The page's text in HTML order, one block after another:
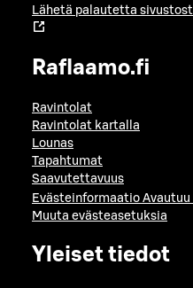
Lähetä palautetta
Raflaamo.fi
Ravintolat
Ravintolat kartalla
Lounas
Tapahtumat
Saavutettavuus
Evästeinformaatio
Muuta evästeasetuksia
Yleiset tiedot